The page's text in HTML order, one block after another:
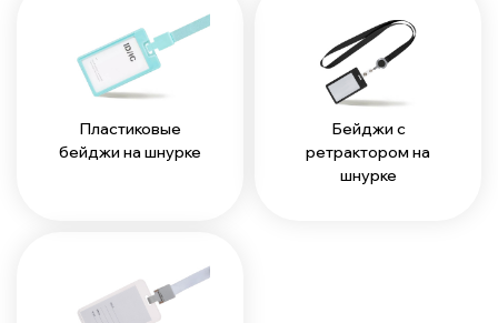
Пластиковые
бейджи на шнурке
Бейджи с
ретрактором на
шнурке